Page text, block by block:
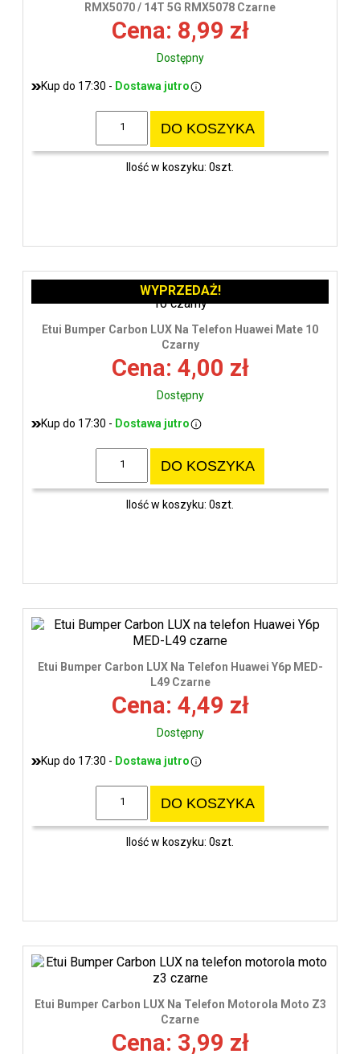
RMX5070 / 14T 5G RMX5078 Czarne
Cena: 8,99 zł
Dostępny
Kup do 17:30 - Dostawa jutro
DO KOSZYKA
Ilość w koszyku: 0szt.
Etui Bumper Carbon LUX Na Telefon Huawei Mate 10
Czarny
Cena: 4,00 zł
Dostępny
Kup do 17:30 - Dostawa jutro
DO KOSZYKA
Ilość w koszyku: 0szt.
WYPRZEDAŻ!
Etui Bumper Carbon LUX Na Telefon Huawei Y6p MED-
L49 Czarne
Cena: 4,49 zł
Dostępny
Kup do 17:30 - Dostawa jutro
DO KOSZYKA
Ilość w koszyku: 0szt.
Etui Bumper Carbon LUX Na Telefon Motorola Moto Z3
Czarne
Cena: 3,99 zł